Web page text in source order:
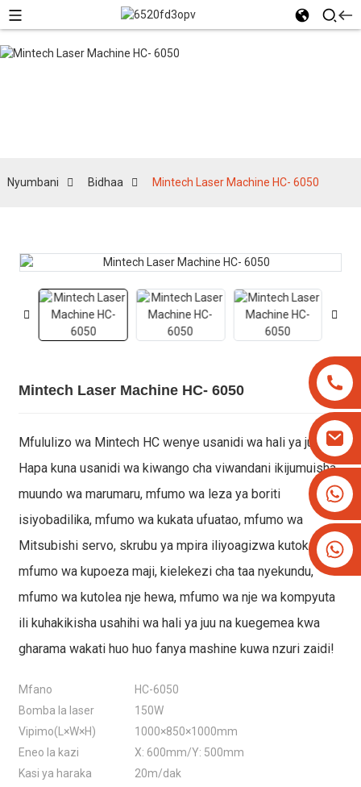
+8613825779334
Nyumbani Bidhaa Mintech Laser Machine HC- 6050
Mintech Laser Machine HC- 6050
Mfululizo wa Mintech HC wenye usanidi wa hali ya juu:
Hapa kuna usanidi wa kiwango cha viwandani ikijumuisha
muundo wa marumaru, mfumo wa leza ya boriti
isiyobadilika, mfumo wa kukata ufuatao, mfumo wa
Mitsubishi servo, skrubu ya mpira iliyoagizwa kutoka nje,
mfumo wa kupoeza maji, kielekezi cha taa nyekundu,
mfumo wa kutolea nje hewa, mfumo wa nje wa kompyuta
ili kuhakikisha usahihi wa hali ya juu na kuegemea kwa
gharama wakati huo huo fanya mashine kuwa nzuri zaidi!
Mfano
HC-6050
Bomba la laser
150W
Vipimo(L×W×H)
1000×850×1000mm
Eneo la kazi
X: 600mm/Y: 500mm
Kasi ya haraka
20m/dak